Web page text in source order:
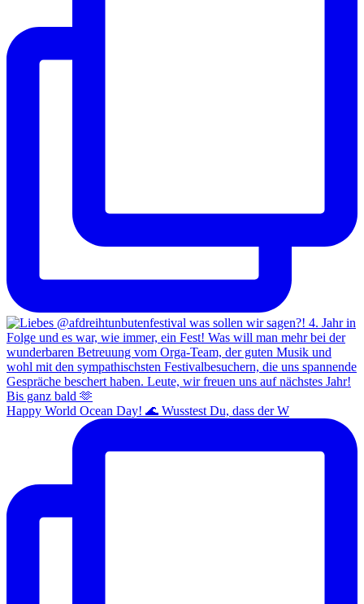
Happy World Ocean Day! 🌊 Wusstest Du, dass der W